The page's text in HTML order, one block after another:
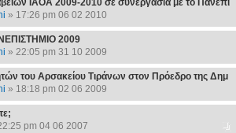
ΙΑΟΑ 2009-2010 σε συνεργασία με το Πανεπι
» 17:26 pm 06 02 2010
2009
» 22:05 pm 31 10 2009
του Αρσακείου Τιράνων στον Πρόεδρο της Δημ
» 18:18 pm 02 06 2009
pm 04 06 2007